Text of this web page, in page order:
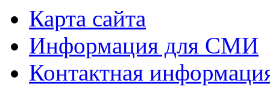
Карта сайта
Информация для СМИ
Контактная